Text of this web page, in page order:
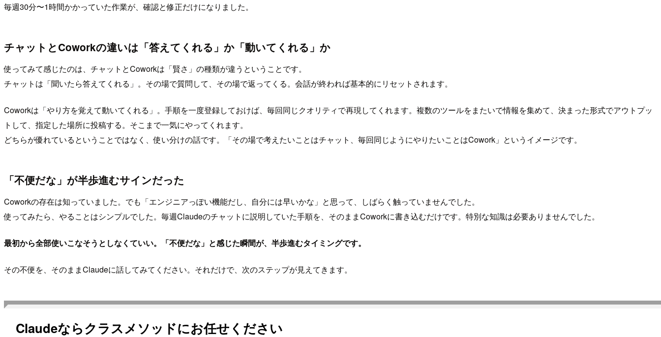
毎週30分〜1時間かかっていた作業が、確認と修正だけになりました。
チャットとCoworkの違いは「答えてくれる」か「動いてくれる」か
使ってみて感じたのは、チャットとCoworkは「賢さ」の種類が違うということです。
チャットは「聞いたら答えてくれる」。その場で質問して、その場で返ってくる。会話が終われば基本的にリセットされます。
Coworkは「やり方を覚えて動いてくれる」。手順を一度登録しておけば、毎回同じクオリティで再現してくれます。複数のツールをまたいで情報を集めて、決まった形式でアウトプッ
トして、指定した場所に投稿する。そこまで一気にやってくれます。
どちらが優れているということではなく、使い分けの話です。「その場で考えたいことはチャット、毎回同じようにやりたいことはCowork」というイメージです。
「不便だな」が半歩進むサインだった
Coworkの存在は知っていました。でも「エンジニアっぽい機能だし、自分には早いかな」と思って、しばらく触っていませんでした。
使ってみたら、やることはシンプルでした。毎週Claudeのチャットに説明していた手順を、そのままCoworkに書き込むだけです。特別な知識は必要ありませんでした。
最初から全部使いこなそうとしなくていい。「不便だな」と感じた瞬間が、半歩進むタイミングです。
その不便を、そのままClaudeに話してみてください。それだけで、次のステップが見えてきます。
Claudeならクラスメソッドにお任せください